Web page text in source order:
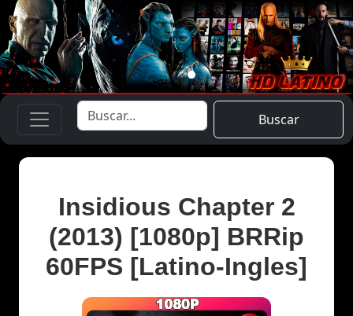
Buscar
Insidious Chapter 2
(2013) [1080p] BRRip
60FPS [Latino-Ingles]